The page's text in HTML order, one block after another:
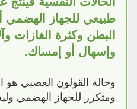
طبيعي للجهاز
البطن وكثرة الغازات
وإسهال أو إمساك.
وحالة القولون العصبي
ومتكرر للجهاز